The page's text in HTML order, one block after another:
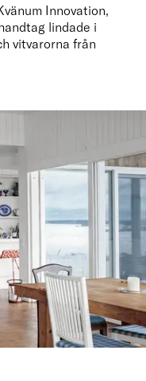
Innovation,
lindade i
vitvarorna från